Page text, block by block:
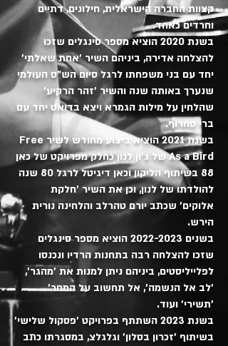
קצוות החברה הישראלית, חילונים, דתיים
וחרדים כאחד.
בשנת 2020 הוציא מספר סינגלים שזכו
להצלחה אדירה, ביניהם השיר 'אחת שאלתי'
יחד עם בני משפחתו לרגל סיום הש"ס העולמי
שנערך באותה שנה והשיר 'זהר הרקיע'
שהלחין על מילות הגמרא ויצא בדואט יחד עם
ברי סחרוף.
בשנת 2021 הוציא ביצוע מחודש לשיר Free
As a Bird של ג'ון לנון כחלק מפרויקט של כאן
88 בשיתוף הליקון וכאן דיגיטל לרגל 80 שנה
להולדתו של לנון, וכן את השיר 'חלקת
אלוקים' שכתב יורם טהרלב והלחינה נורית
הירש.
בשנים 2022-2023 הוציא מספר סינגלים
שזכו להצלחה רבה בתחנות הרדיו ונכנסו
לפלייליסטים, ביניהם ניתן למנות את 'מהגר',
'לב אל הנשמה', אל תחשוב על המחר'
'תשירי' ועוד.
בשנת 2023 השתתף בפרויקט 'פסקול שלישי'
בשיתוף 'זכרון בסלון' וגלגלצ, במסגרתו כתב